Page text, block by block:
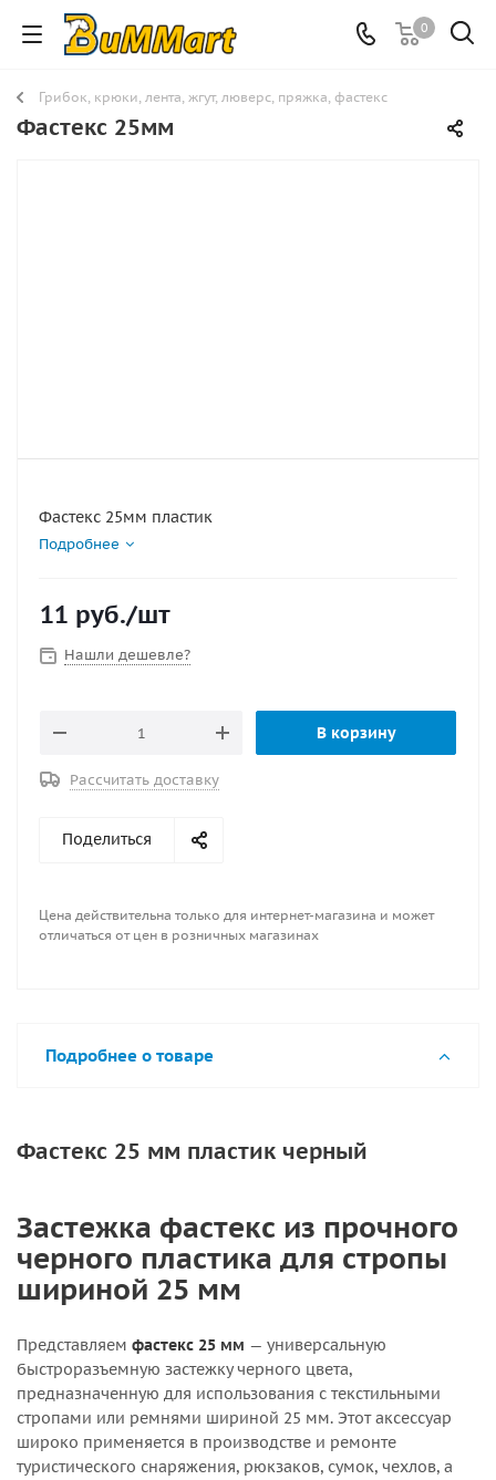
0
Грибок, крюки, лента, жгут, люверс, пряжка, фастекс
Фастекс 25мм
Фастекс 25мм пластик
Подробнее
11 руб./шт
Нашли дешевле?
В корзину
Рассчитать доставку
Поделиться
Цена действительна только для интернет-магазина и может
отличаться от цен в розничных магазинах
Подробнее о товаре
Фастекс 25 мм пластик черный
Застежка фастекс из прочного
черного пластика для стропы
шириной 25 мм
Представляем фастекс 25 мм — универсальную
быстроразъемную застежку черного цвета,
предназначенную для использования с текстильными
стропами или ремнями шириной 25 мм. Этот аксессуар
широко применяется в производстве и ремонте
туристического снаряжения, рюкзаков, сумок, чехлов, а